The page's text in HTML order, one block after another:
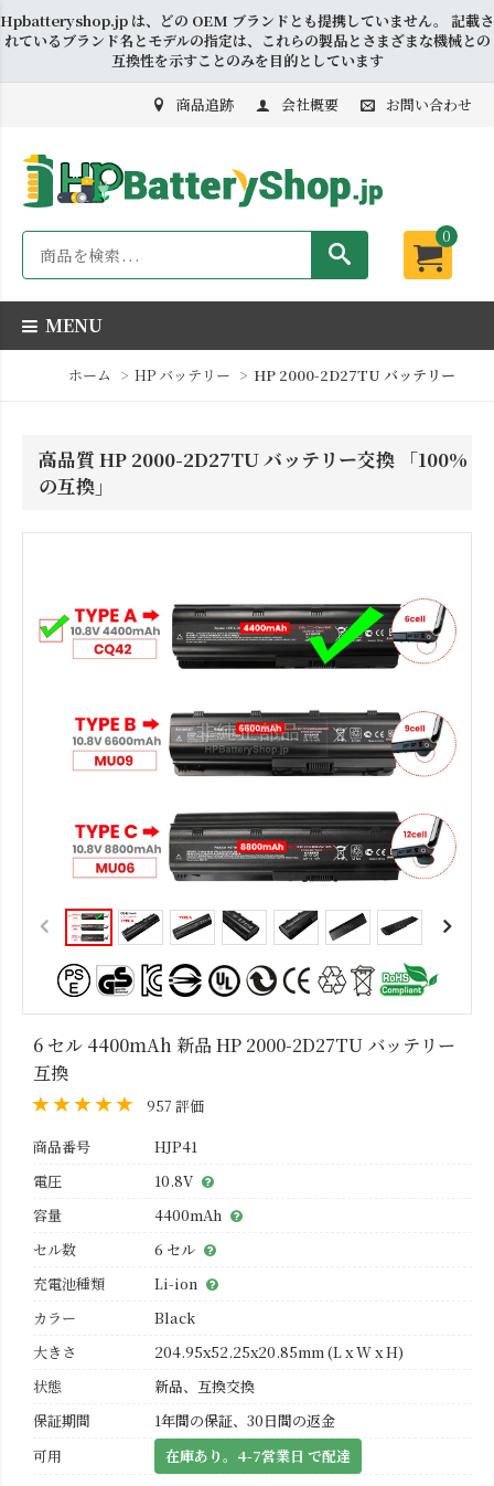
Hpbatteryshop.jp は、どの OEM ブランドとも提携していません。 記載さ
れているブランド名とモデルの指定は、これらの製品とさまざまな機械との
互換性を示すことのみを目的としています
商品追跡 会社概要 お問い合わせ
0
MENU
ホーム HP バッテリー HP 2000-2D27TU バッテリー
高品質 HP 2000-2D27TU バッテリー交換 「100%
の互換」
6 セル 4400mAh 新品 HP 2000-2D27TU バッテリー
互換
957 評価
商品番号
HJP41
電圧
10.8V
容量
4400mAh
セル数
6 セル
充電池種類
Li-ion
カラー
Black
大きさ
204.95x52.25x20.85mm (L x W x H)
状態
新品、互換交換
保証期間
1年間の保証、30日間の返金
可用
在庫あり。4-7営業日 で配達